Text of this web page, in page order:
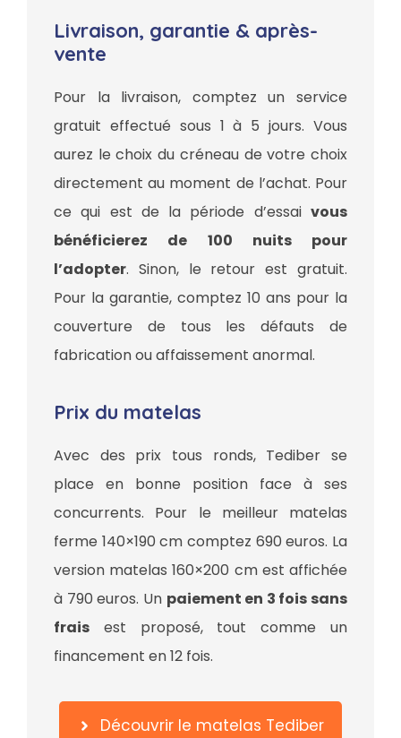
Livraison, garantie & après-
vente
Pour la livraison, comptez un service
gratuit effectué sous 1 à 5 jours. Vous
aurez le choix du créneau de votre choix
directement au moment de l’achat. Pour
ce qui est de la période d’essai vous
bénéficierez de 100 nuits pour
l’adopter. Sinon, le retour est gratuit.
Pour la garantie, comptez 10 ans pour la
couverture de tous les défauts de
fabrication ou affaissement anormal.
Prix du matelas
Avec des prix tous ronds, Tediber se
place en bonne position face à ses
concurrents. Pour le meilleur matelas
ferme 140×190 cm comptez 690 euros. La
version matelas 160×200 cm est affichée
à 790 euros. Un paiement en 3 fois sans
frais est proposé, tout comme un
financement en 12 fois.
Découvrir le matelas Tediber